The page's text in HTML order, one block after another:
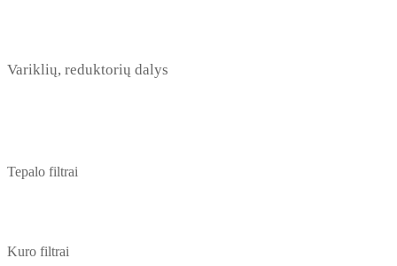
Variklių, reduktorių dalys
Tepalo filtrai
Kuro filtrai